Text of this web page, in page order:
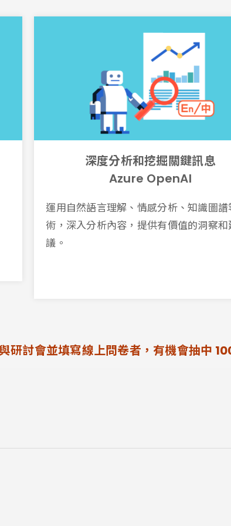
深度分析和挖掘關鍵訊息
Azure OpenAI
運用自然語言理解、情感分析、知識圖譜
術，深入分析內容，提供有價值的洞察和
議。
研討會並填寫線上問卷者，有機會抽中